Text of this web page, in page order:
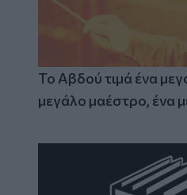
Το Αβδού τιμά ένα
μεγάλο μαέστρο, ένα